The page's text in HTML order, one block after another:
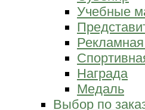
Учебные
Награда
Медаль
Выбор по